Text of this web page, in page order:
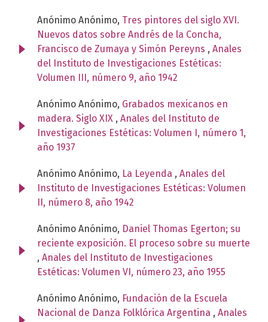
Anónimo Anónimo, Tres pintores del siglo XVI.
Nuevos datos sobre Andrés de la Concha,
Francisco de Zumaya y Simón Pereyns , Anales
del Instituto de Investigaciones Estéticas:
Volumen III, número 9, año 1942
Anónimo Anónimo, Grabados mexicanos en
madera. Siglo XIX , Anales del Instituto de
Investigaciones Estéticas: Volumen I, número 1,
año 1937
Anónimo Anónimo, La Leyenda , Anales del
Instituto de Investigaciones Estéticas: Volumen
II, número 8, año 1942
Anónimo Anónimo, Daniel Thomas Egerton; su
reciente exposición. El proceso sobre su muerte
, Anales del Instituto de Investigaciones
Estéticas: Volumen VI, número 23, año 1955
Anónimo Anónimo, Fundación de la Escuela
Nacional de Danza Folklórica Argentina , Anales